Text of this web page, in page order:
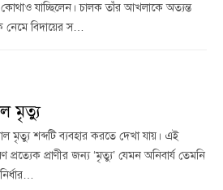
যাচ্ছিলেন। চালক তাঁর আখলাকে অত্যন্ত
নেমে বিদায়ের স…
মৃত্যু
শব্দটি ব্যবহার করতে দেখা যায়। এই
প্রত্যেক প্রাণীর জন্য ‘মৃত্যু’ যেমন অনিবার্য তেমনি